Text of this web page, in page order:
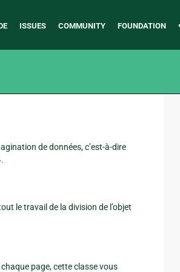
ISSUES COMMUNITY FOUNDATION
de données, c’est-à-dire
le travail de la division de l’objet
page, cette classe vous